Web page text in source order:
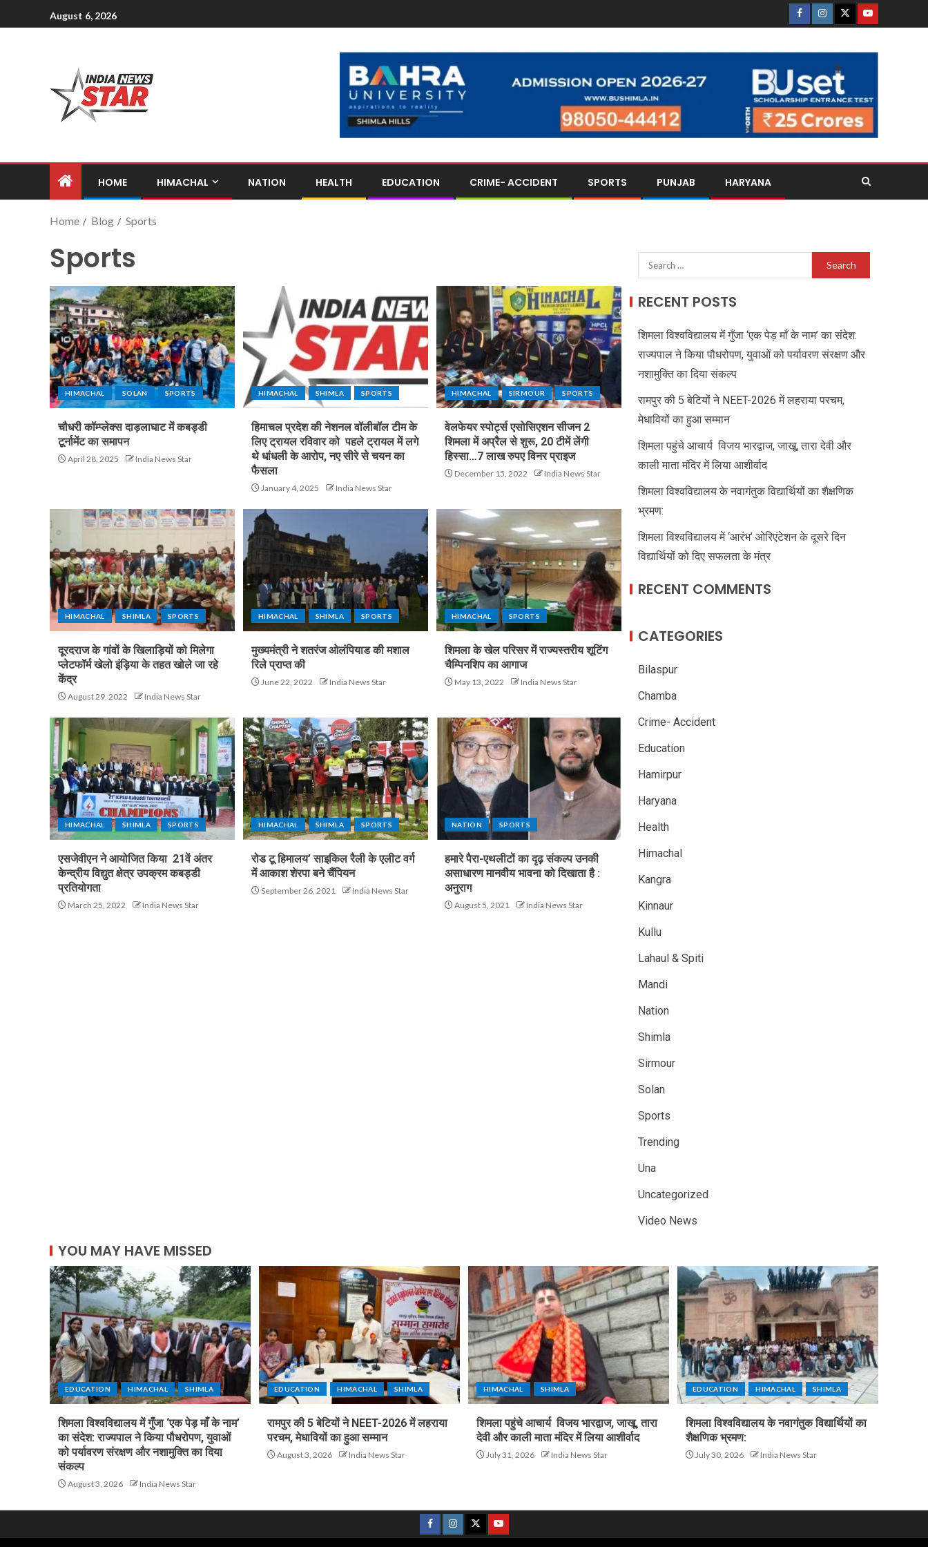
August 6, 2026
HOME HIMACHAL NATION HEALTH EDUCATION CRIME- ACCIDENT SPORTS PUNJAB HARYANA
Home Blog Sports
Sports
HIMACHAL SOLAN SPORTS
चौधरी कॉम्प्लेक्स दाड़लाघाट में कबड्डी
टूर्नामेंट का समापन
April 28, 2025 India News Star
HIMACHAL SHIMLA SPORTS
हिमाचल प्रदेश की नेशनल वॉलीबॉल टीम के
लिए ट्रायल रविवार को पहले ट्रायल में लगे
थे धांधली के आरोप, नए सीरे से चयन का
फैसला
January 4, 2025 India News Star
HIMACHAL SIRMOUR SPORTS
वेलफेयर स्पोर्ट्स एसोसिएशन सीजन 2
शिमला में अप्रैल से शुरू, 20 टीमें लेंगी
हिस्सा…7 लाख रुपए विनर प्राइज
December 15, 2022 India News Star
HIMACHAL SHIMLA SPORTS
दूरदराज के गांवों के खिलाड़ियों को मिलेगा
प्लेटफॉर्म खेलो इंड़िया के तहत खोले जा रहे
केंद्र
August 29, 2022 India News Star
HIMACHAL SHIMLA SPORTS
मुख्यमंत्री ने शतरंज ओलंपियाड की मशाल
रिले प्राप्त की
June 22, 2022 India News Star
HIMACHAL SPORTS
शिमला के खेल परिसर में राज्यस्तरीय शूटिंग
चैम्पिनशिप का आगाज
May 13, 2022 India News Star
HIMACHAL SHIMLA SPORTS
एसजेवीएन ने आयोजित किया 21वें अंतर
केन्द्रीय विद्युत क्षेत्र उपक्रम कबड्डी
प्रतियोगता
March 25, 2022 India News Star
HIMACHAL SHIMLA SPORTS
रोड टू हिमालय’ साइकिल रैली के एलीट वर्ग
में आकाश शेरपा बने चैंपियन
September 26, 2021 India News Star
NATION SPORTS
हमारे पैरा-एथलीटों का दृढ़ संकल्प उनकी
असाधारण मानवीय भावना को दिखाता है :
अनुराग
August 5, 2021 India News Star
RECENT POSTS
शिमला विश्वविद्यालय में गुँजा ‘एक पेड़ माँ के नाम’ का संदेश:
राज्यपाल ने किया पौधरोपण, युवाओं को पर्यावरण संरक्षण और
नशामुक्ति का दिया संकल्प
रामपुर की 5 बेटियों ने NEET-2026 में लहराया परचम,
मेधावियों का हुआ सम्मान
शिमला पहुंचे आचार्य विजय भारद्वाज, जाखू, तारा देवी और
काली माता मंदिर में लिया आशीर्वाद
शिमला विश्वविद्यालय के नवागंतुक विद्यार्थियों का शैक्षणिक
भ्रमण:
शिमला विश्वविद्यालय में ‘आरंभ’ ओरिएंटेशन के दूसरे दिन
विद्यार्थियों को दिए सफलता के मंत्र
RECENT COMMENTS
CATEGORIES
Bilaspur
Chamba
Crime- Accident
Education
Hamirpur
Haryana
Health
Himachal
Kangra
Kinnaur
Kullu
Lahaul & Spiti
Mandi
Nation
Shimla
Sirmour
Solan
Sports
Trending
Una
Uncategorized
Video News
YOU MAY HAVE MISSED
EDUCATION HIMACHAL SHIMLA
शिमला विश्वविद्यालय में गुँजा ‘एक पेड़ माँ के नाम’
का संदेश: राज्यपाल ने किया पौधरोपण, युवाओं
को पर्यावरण संरक्षण और नशामुक्ति का दिया
संकल्प
August 3, 2026 India News Star
EDUCATION HIMACHAL SHIMLA
रामपुर की 5 बेटियों ने NEET-2026 में लहराया
परचम, मेधावियों का हुआ सम्मान
August 3, 2026 India News Star
HIMACHAL SHIMLA
शिमला पहुंचे आचार्य विजय भारद्वाज, जाखू, तारा
देवी और काली माता मंदिर में लिया आशीर्वाद
July 31, 2026 India News Star
EDUCATION HIMACHAL SHIMLA
शिमला विश्वविद्यालय के नवागंतुक विद्यार्थियों का
शैक्षणिक भ्रमण:
July 30, 2026 India News Star